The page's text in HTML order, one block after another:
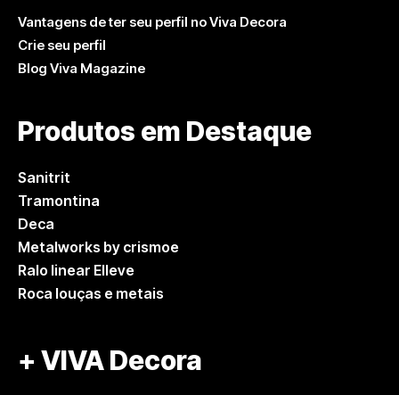
Vantagens de ter seu perfil no Viva Decora
Crie seu perfil
Blog Viva Magazine
Produtos em Destaque
Sanitrit
Tramontina
Deca
Metalworks by crismoe
Ralo linear Elleve
Roca louças e metais
+ VIVA Decora